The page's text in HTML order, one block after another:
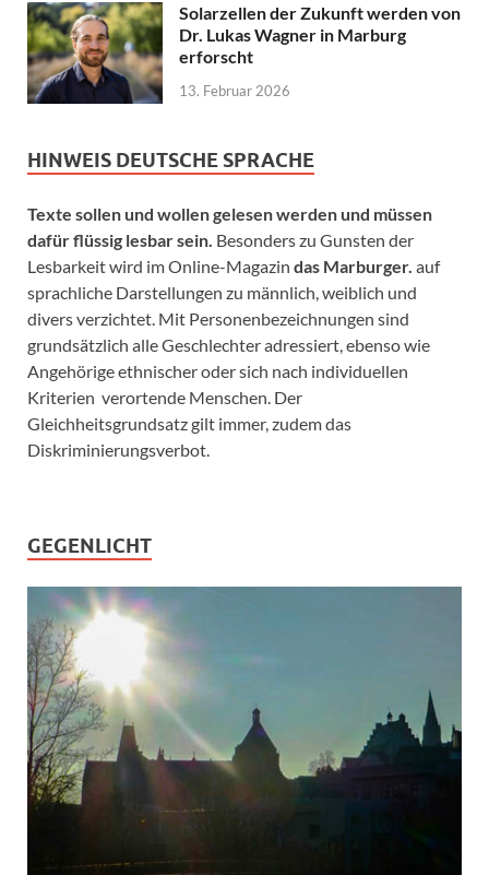
Solarzellen der Zukunft werden von
Dr. Lukas Wagner in Marburg
erforscht
13. Februar 2026
HINWEIS DEUTSCHE SPRACHE
Texte sollen und wollen gelesen werden und müssen
dafür flüssig lesbar sein. Besonders zu Gunsten der
Lesbarkeit wird im Online-Magazin das Marburger. auf
sprachliche Darstellungen zu männlich, weiblich und
divers verzichtet. Mit Personenbezeichnungen sind
grundsätzlich alle Geschlechter adressiert, ebenso wie
Angehörige ethnischer oder sich nach individuellen
Kriterien verortende Menschen. Der
Gleichheitsgrundsatz gilt immer, zudem das
Diskriminierungsverbot.
GEGENLICHT